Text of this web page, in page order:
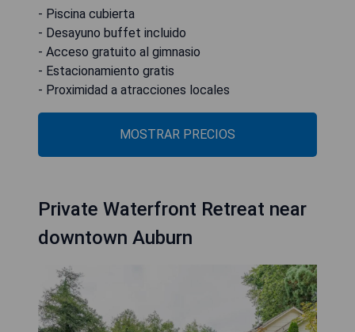
- Piscina cubierta
- Desayuno buffet incluido
- Acceso gratuito al gimnasio
- Estacionamiento gratis
- Proximidad a atracciones locales
MOSTRAR PRECIOS
Private Waterfront Retreat near
downtown Auburn